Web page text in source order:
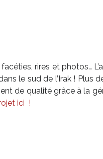
rires et photos…
le sud de l’Irak !
de qualité grâce à la
ici !